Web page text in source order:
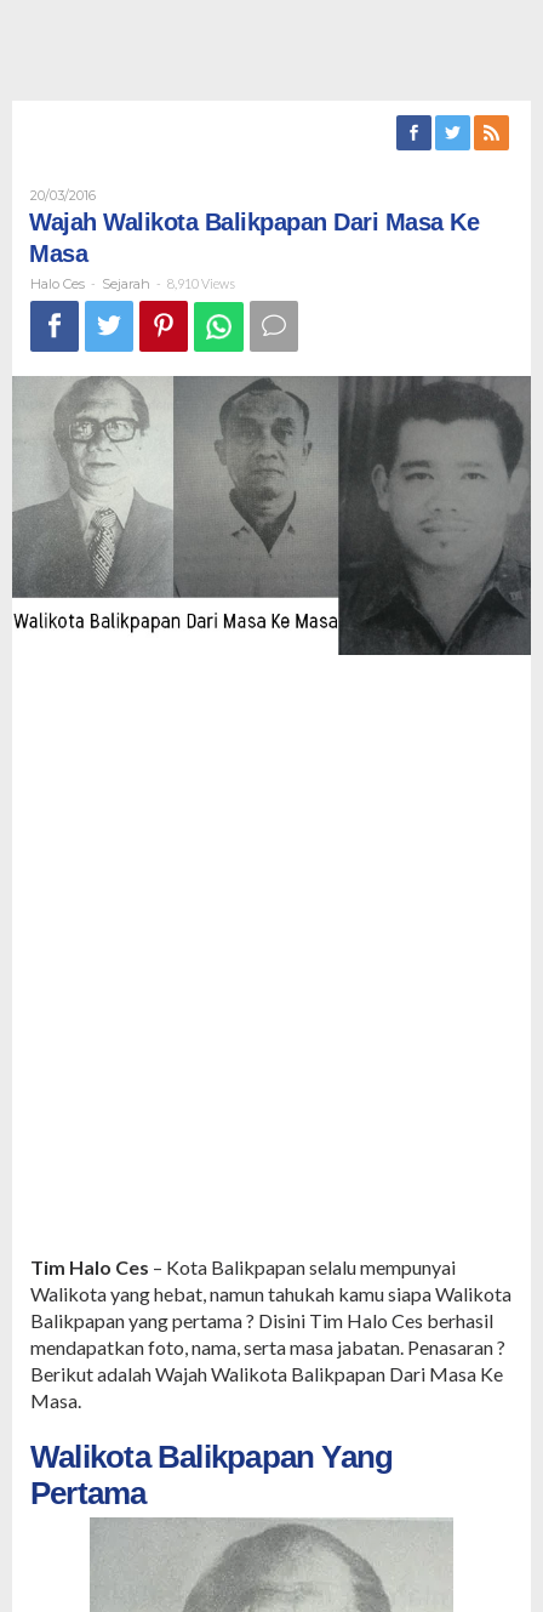
20/03/2016Oleh
Halo
Ces
Wajah Walikota Balikpapan Dari Masa Ke
Masa
Halo Ces - Sejarah - 8,910 Views
Tim Halo Ces – Kota Balikpapan selalu mempunyai
Walikota yang hebat, namun tahukah kamu siapa Walikota
Balikpapan yang pertama ? Disini Tim Halo Ces berhasil
mendapatkan foto, nama, serta masa jabatan. Penasaran ?
Berikut adalah Wajah Walikota Balikpapan Dari Masa Ke
Masa.
Walikota Balikpapan Yang
Pertama